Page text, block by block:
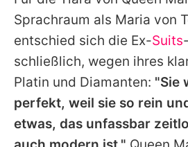
Sprachraum als Maria von
entschied sich die Ex-Suits
schließlich, wegen ihres
Platin und Diamanten: "Sie
perfekt, weil sie so rein
etwas, das unfassbar